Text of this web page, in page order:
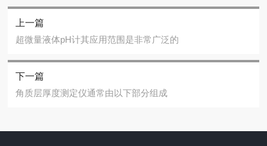
上一篇
超微量液体pH计其应用范围是非常广泛的
下一篇
角质层厚度测定仪通常由以下部分组成